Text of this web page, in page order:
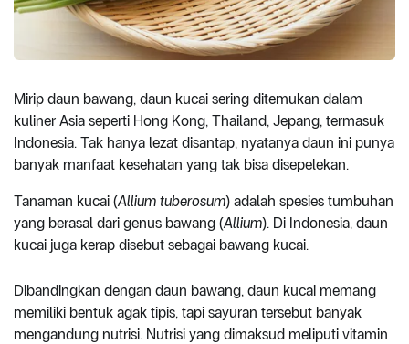
Mirip daun bawang, daun kucai sering ditemukan dalam
kuliner Asia seperti Hong Kong, Thailand, Jepang, termasuk
Indonesia. Tak hanya lezat disantap, nyatanya daun ini punya
banyak manfaat kesehatan yang tak bisa disepelekan.
Tanaman kucai (Allium tuberosum) adalah spesies tumbuhan
yang berasal dari genus bawang (Allium). Di Indonesia, daun
kucai juga kerap disebut sebagai bawang kucai.
Dibandingkan dengan daun bawang, daun kucai memang
memiliki bentuk agak tipis, tapi sayuran tersebut banyak
mengandung nutrisi. Nutrisi yang dimaksud meliputi vitamin